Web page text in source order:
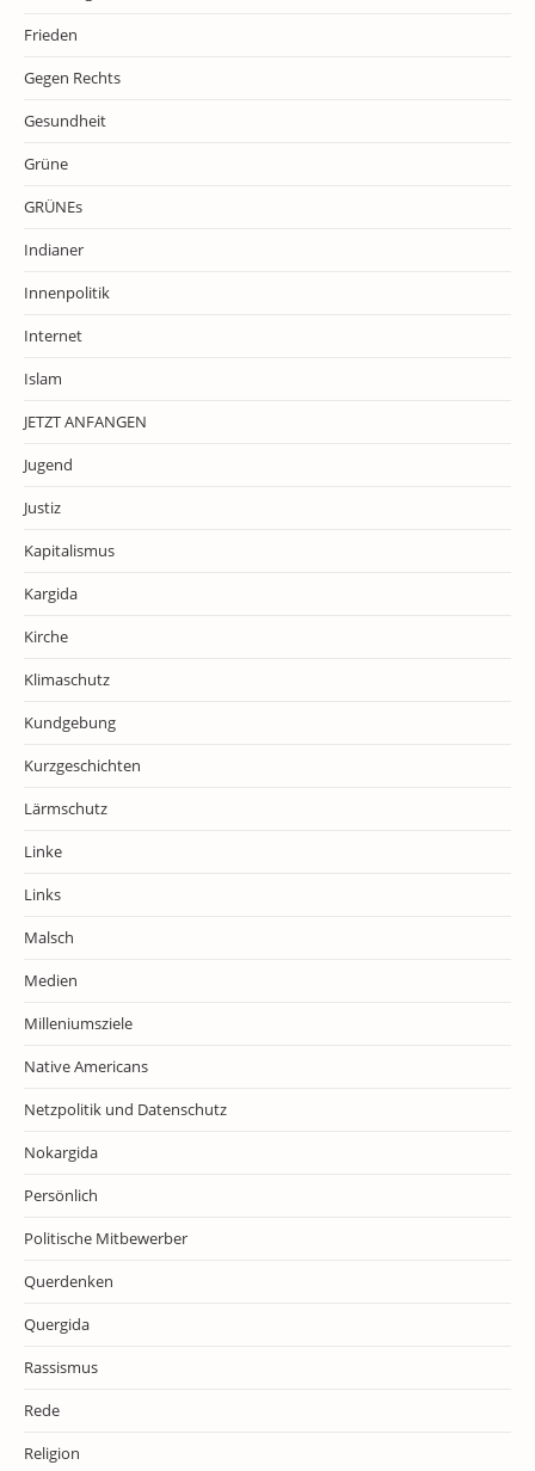
Frieden
Gegen Rechts
Gesundheit
Grüne
GRÜNEs
Indianer
Innenpolitik
Internet
Islam
JETZT ANFANGEN
Jugend
Justiz
Kapitalismus
Kargida
Kirche
Klimaschutz
Kundgebung
Kurzgeschichten
Lärmschutz
Linke
Links
Malsch
Medien
Milleniumsziele
Native Americans
Netzpolitik und Datenschutz
Nokargida
Persönlich
Politische Mitbewerber
Querdenken
Quergida
Rassismus
Rede
Religion